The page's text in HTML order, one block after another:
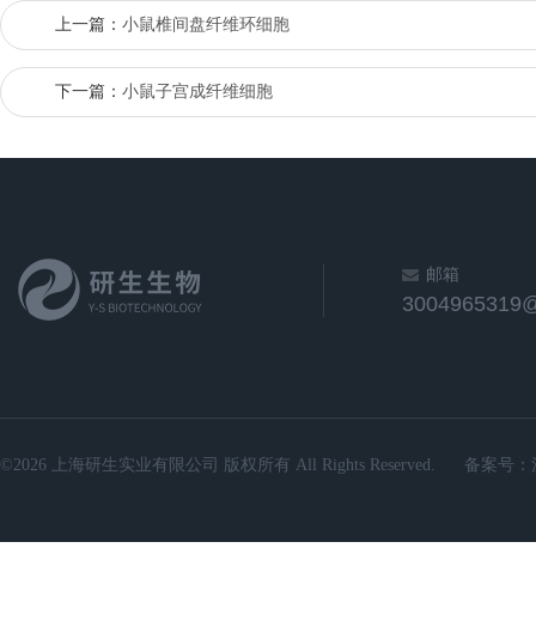
上一篇： 小鼠椎间盘纤维环细胞
下一篇： 小鼠子宫成纤维细胞
邮箱
©2026 上海研生实业有限公司 版权所有 All Rights Reserved. 备案号：